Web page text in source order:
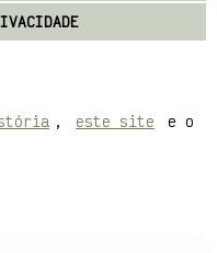
, este site
e o